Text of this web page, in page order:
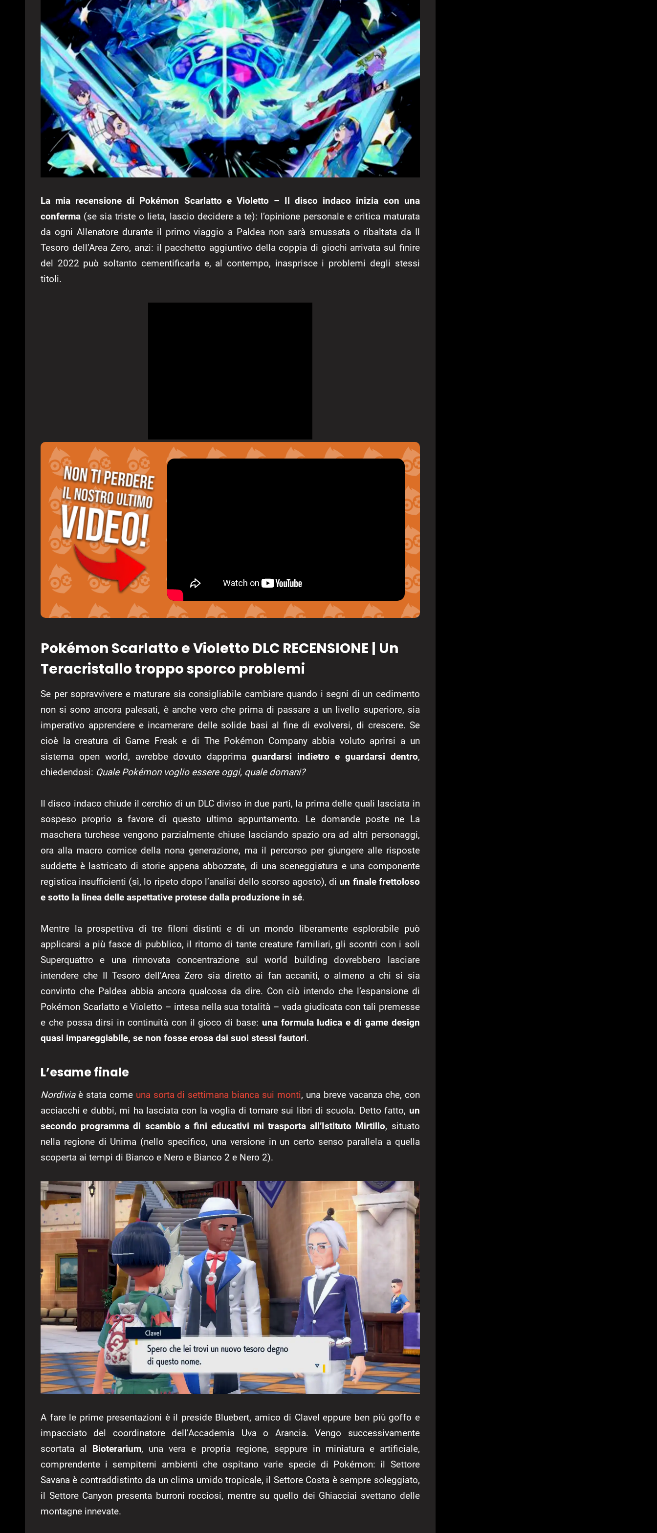
La mia recensione di Pokémon Scarlatto e Violetto – Il disco indaco inizia con una
conferma (se sia triste o lieta, lascio decidere a te): l’opinione personale e critica maturata
da ogni Allenatore durante il primo viaggio a Paldea non sarà smussata o ribaltata da Il
Tesoro dell’Area Zero, anzi: il pacchetto aggiuntivo della coppia di giochi arrivata sul finire
del 2022 può soltanto cementificarla e, al contempo, inasprisce i problemi degli stessi
titoli.
Pokémon Scarlatto e Violetto DLC RECENSIONE | Un
Teracristallo troppo sporco problemi
Se per sopravvivere e maturare sia consigliabile cambiare quando i segni di un cedimento
non si sono ancora palesati, è anche vero che prima di passare a un livello superiore, sia
imperativo apprendere e incamerare delle solide basi al fine di evolversi, di crescere. Se
cioè la creatura di Game Freak e di The Pokémon Company abbia voluto aprirsi a un
sistema open world, avrebbe dovuto dapprimaguardarsi indietro e guardarsi dentro,
chiedendosi: Quale Pokémon voglio essere oggi, quale domani?
Il disco indaco chiude il cerchio di un DLC diviso in due parti, la prima delle quali lasciata in
sospeso proprio a favore di questo ultimo appuntamento. Le domande poste ne La
maschera turchese vengono parzialmente chiuse lasciando spazio ora ad altri personaggi,
ora alla macro cornice della nona generazione, ma il percorso per giungere alle risposte
suddette è lastricato di storie appena abbozzate, di una sceneggiatura e una componente
registica insufficienti (sì, lo ripeto dopo l’analisi dello scorso agosto), di un finale frettoloso
e sotto la linea delle aspettative protese dalla produzione in sé.
Mentre la prospettiva di tre filoni distinti e di un mondo liberamente esplorabile può
applicarsi a più fasce di pubblico, il ritorno di tante creature familiari, gli scontri con i soli
Superquattro e una rinnovata concentrazione sul world building dovrebbero lasciare
intendere che Il Tesoro dell’Area Zero sia diretto ai fan accaniti, o almeno a chi si sia
convinto che Paldea abbia ancora qualcosa da dire. Con ciò intendo che l’espansione di
Pokémon Scarlatto e Violetto – intesa nella sua totalità – vada giudicata con tali premesse
e che possa dirsi in continuità con il gioco di base: una formula ludica e di game design
quasi impareggiabile, se non fosse erosa dai suoi stessi fautori.
L’esame finale
Nordiviaè stata come una sorta di settimana bianca sui monti, una breve vacanza che, con
acciacchi e dubbi, mi ha lasciata con la voglia di tornare sui libri di scuola. Detto fatto, un
secondo programma di scambio a fini educativi mi trasporta all’Istituto Mirtillo, situato
nella regione di Unima (nello specifico, una versione in un certo senso parallela a quella
scoperta ai tempi di Bianco e Nero e Bianco 2 e Nero 2).
A fare le prime presentazioni è il preside Bluebert, amico di Clavel eppure ben più goffo e
impacciato del coordinatore dell’Accademia Uva o Arancia. Vengo successivamente
scortata al Bioterarium, una vera e propria regione, seppure in miniatura e artificiale,
comprendente i sempiterni ambienti che ospitano varie specie di Pokémon: il Settore
Savana è contraddistinto da un clima umido tropicale, il Settore Costa è sempre soleggiato,
il Settore Canyon presenta burroni rocciosi, mentre su quello dei Ghiacciai svettano delle
montagne innevate.